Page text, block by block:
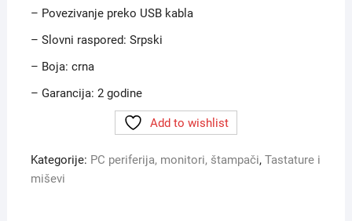
– Povezivanje preko USB kabla
– Slovni raspored: Srpski
– Boja: crna
– Garancija: 2 godine
Add to wishlist
Kategorije: PC periferija, monitori, štampači, Tastature i
miševi